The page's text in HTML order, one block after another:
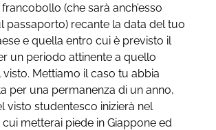
(che sarà anch’esso
passaporto) recante la data del tuo
e quella entro cui è previsto il
un periodo attinente a quello
Mettiamo il caso tu abbia
per una permanenza di un anno,
visto studentesco inizierà nel
metterai piede in Giappone ed